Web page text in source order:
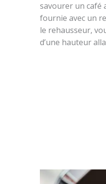
savourer un café
fournie avec un
le rehausseur,
d’une hauteur